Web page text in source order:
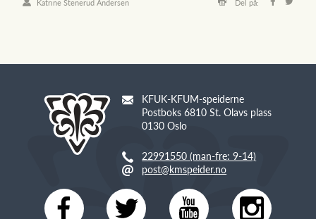
Katrine Stenerud Andersen
Del på:
KFUK-KFUM-speiderne
Postboks 6810 St. Olavs plass
0130 Oslo
22991550 (man-fre: 9-14)
post@kmspeider.no